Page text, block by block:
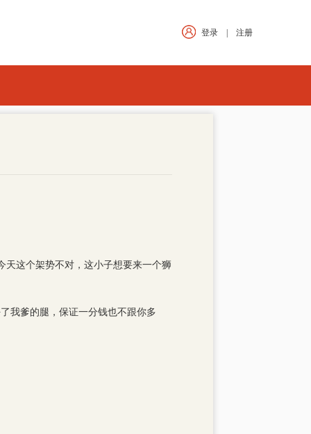
登录 | 注册
天这个架势不对，这小子想要来一个狮
我爹的腿，保证一分钱也不跟你多